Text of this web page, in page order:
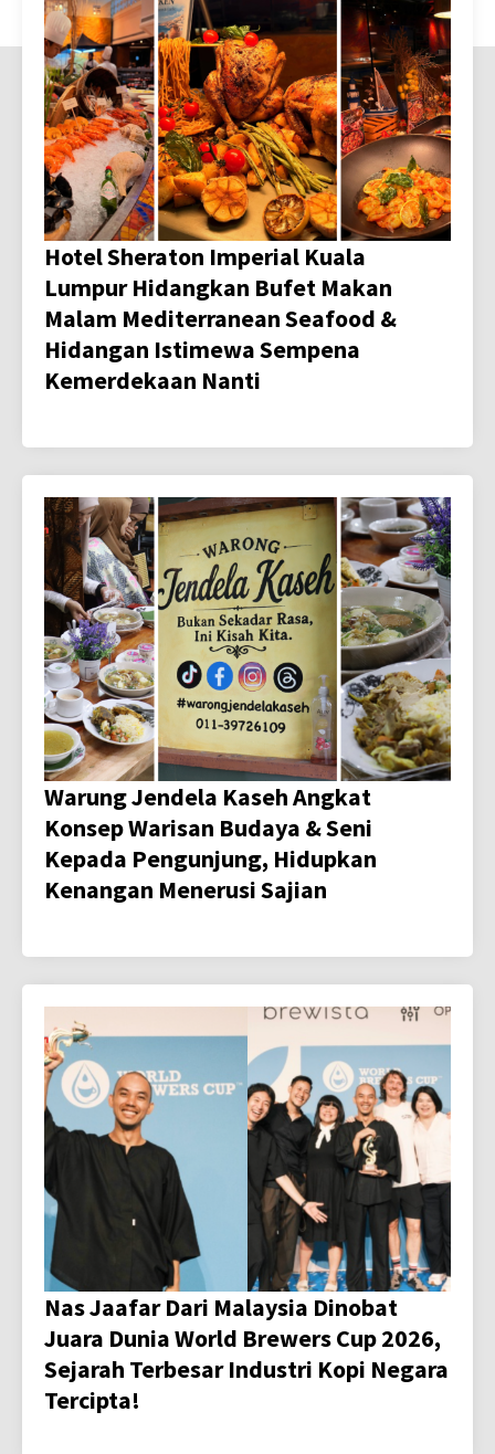
Hotel Sheraton Imperial Kuala
Lumpur Hidangkan Bufet Makan
Malam Mediterranean Seafood &
Hidangan Istimewa Sempena
Kemerdekaan Nanti
Warung Jendela Kaseh Angkat
Konsep Warisan Budaya & Seni
Kepada Pengunjung, Hidupkan
Kenangan Menerusi Sajian
Nas Jaafar Dari Malaysia Dinobat
Juara Dunia World Brewers Cup 2026,
Sejarah Terbesar Industri Kopi Negara
Tercipta!